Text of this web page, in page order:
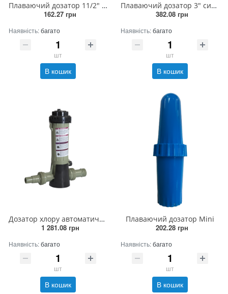
Плаваючий дозатор 11/2" синій маленький (Cixi) (24шт)
162.27 грн
Наявність:багато
шт
В кошик
Плаваючий дозатор 3" синій великий (Cixi) (24шт)
382.08 грн
Наявність:багато
шт
В кошик
Дозатор хлору автоматичний Cixi
1 281.08 грн
Наявність:багато
шт
В кошик
Плаваючий дозатор Mini
202.28 грн
Наявність:багато
шт
В кошик